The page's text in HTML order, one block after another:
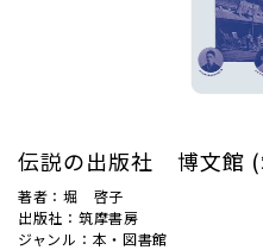
伝説の出版社 博文館 (
著者：堀 啓子
出版社：筑摩書房
ジャンル：本・図書館